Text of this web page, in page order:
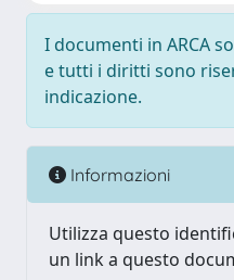
I documenti in ARCA
e tutti i diritti sono
indicazione.
Informazioni
Utilizza questo
un link a questo